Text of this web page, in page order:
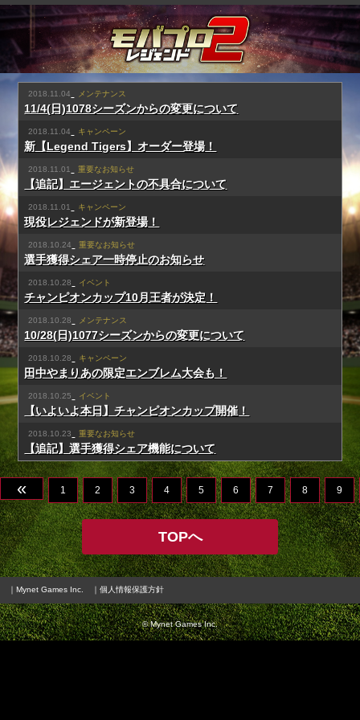
2018.11.04 メンテナンス
11/4(日)1078シーズンからの変更について
2018.11.04 キャンペーン
新【Legend Tigers】オーダー登場！
2018.11.01 重要なお知らせ
【追記】エージェントの不具合について
2018.11.01 キャンペーン
現役レジェンドが新登場！
2018.10.24 重要なお知らせ
選手獲得シェア一時停止のお知らせ
2018.10.28 イベント
チャンピオンカップ10月王者が決定！
2018.10.28 メンテナンス
10/28(日)1077シーズンからの変更について
2018.10.28 キャンペーン
田中やまりあの限定エンブレム大会も！
2018.10.25 イベント
【いよいよ本日】チャンピオンカップ開催！
2018.10.23 重要なお知らせ
【追記】選手獲得シェア機能について
« 1 2 3 4 5 6 7 8 9
TOPへ
｜Mynet Games Inc. ｜個人情報保護方針
© Mynet Games Inc.